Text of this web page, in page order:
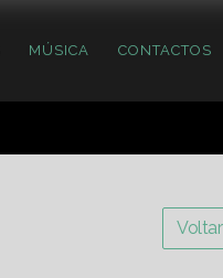
MÚSICA CONTACTOS
Voltar